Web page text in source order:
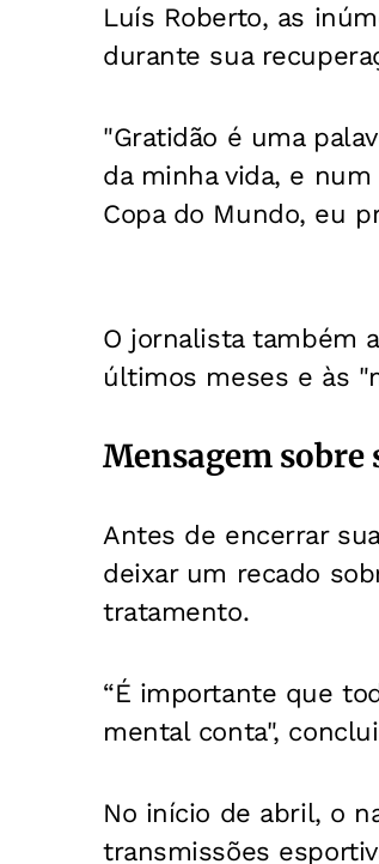
Luís Roberto, as
durante sua
"Gratidão é uma
da minha vida, e
Copa do Mundo, eu
O jornalista também
últimos meses e às
Mensagem sobre
Antes de encerrar
deixar um recado
tratamento.
“É importante que
mental conta",
No início de abril, o
transmissões